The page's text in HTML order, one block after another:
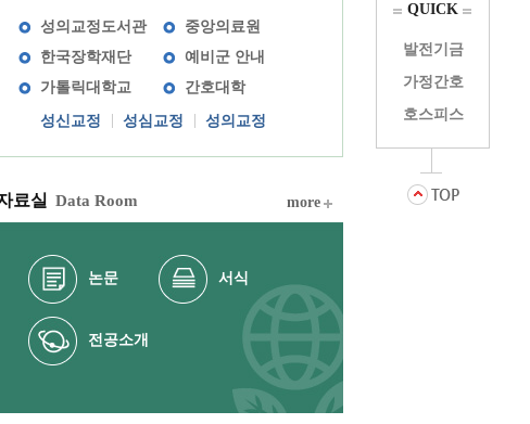
성의교정도서관
한국장학재단
가톨릭대학교
중앙의료원
예비군 안내
간호대학
성신교정 성심교정 성의교정
료실 Data Room
논문 서식
전공소개
more
QUICK
발전기금
가정간호
호스피스